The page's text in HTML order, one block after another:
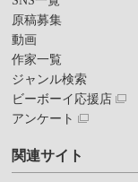
原稿募集
動画
作家一覧
ジャンル検索
ビーボーイ応援店
アンケート
関連サイト